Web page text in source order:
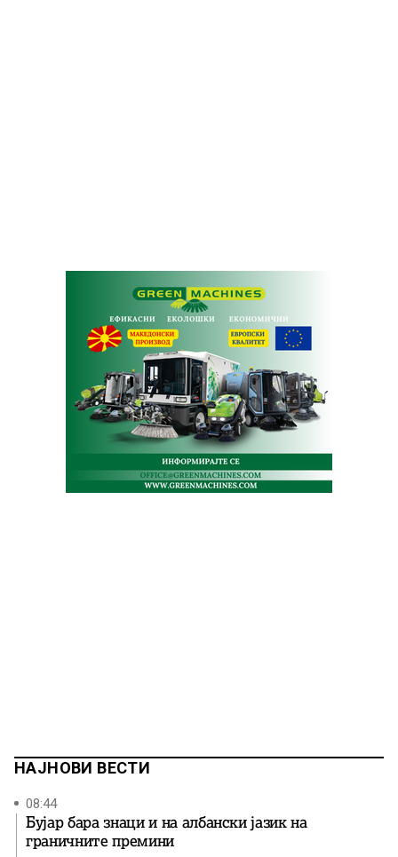
НАЈНОВИ ВЕСТИ
08:44
Бујар бара знаци и на албански јазик на
граничните премини